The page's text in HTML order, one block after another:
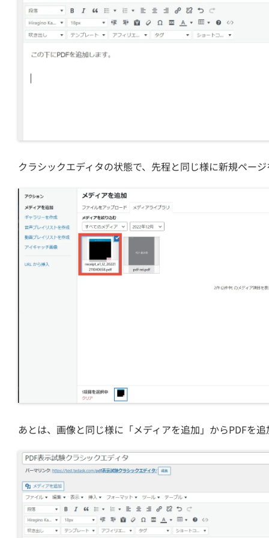
クラシックエディタの状態で、先程と同じ様に新規ペー
あとは、画像と同じ様に「メディアを追加」からPDFを